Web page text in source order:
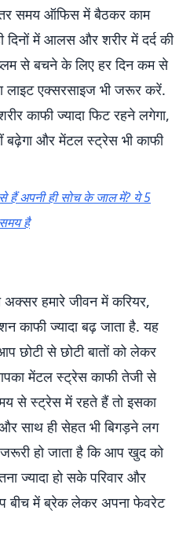
समय ऑफिस में बैठकर काम
दिनों में आलस और शरीर में दर्द की
से बचने के लिए हर दिन कम से
लाइट एक्सरसाइज भी जरूर करें.
काफी ज्यादा फिट रहने लगेगा,
और मेंटल स्ट्रेस भी काफी
हैं अपनी ही सोच के जाल में? ये 5
है
हमारे जीवन में करियर,
काफी ज्यादा बढ़ जाता है. यह
छोटी से छोटी बातों को लेकर
मेंटल स्ट्रेस काफी तेजी से
से स्ट्रेस में रहते हैं तो इसका
साथ ही सेहत भी बिगड़ने लग
हो जाता है कि आप खुद को
ज्यादा हो सके परिवार और
बीच में ब्रेक लेकर अपना फेवरेट